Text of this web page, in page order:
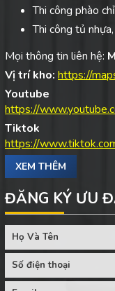
Thi công phào
Thi công tủ
Mọi thông tin liên hệ:
Vị trí kho: https://
https://
Tiktok
https://
XEM THÊM
ĐĂNG KÝ ƯU